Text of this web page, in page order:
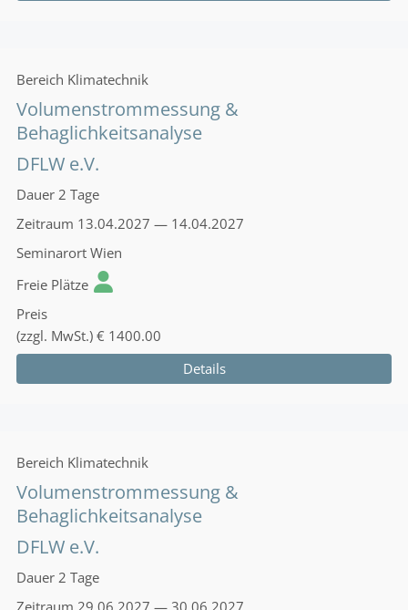
Bereich Klimatechnik
Volumenstrommessung &
Behaglichkeitsanalyse
DFLW e.V.
Dauer 2 Tage
Zeitraum 13.04.2027 — 14.04.2027
Seminarort Wien
Freie Plätze
Preis
(zzgl. MwSt.) € 1400.00
Details
Bereich Klimatechnik
Volumenstrommessung &
Behaglichkeitsanalyse
DFLW e.V.
Dauer 2 Tage
Zeitraum 29.06.2027 — 30.06.2027